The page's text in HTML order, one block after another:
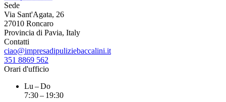
Sede
Via Sant'Agata, 26
27010 Roncaro
Provincia di Pavia, Italy
Contatti
ciao@impresadipuliziebaccalini.it
351 8869 562
Orari d'ufficio
Lu – Do
7:30 – 19:30